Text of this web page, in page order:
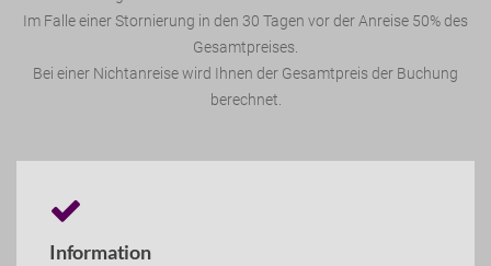
Im Falle einer Stornierung in den 30 Tagen vor der Anreise 50% des
Gesamtpreises.
Bei einer Nichtanreise wird Ihnen der Gesamtpreis der Buchung
berechnet.
Information